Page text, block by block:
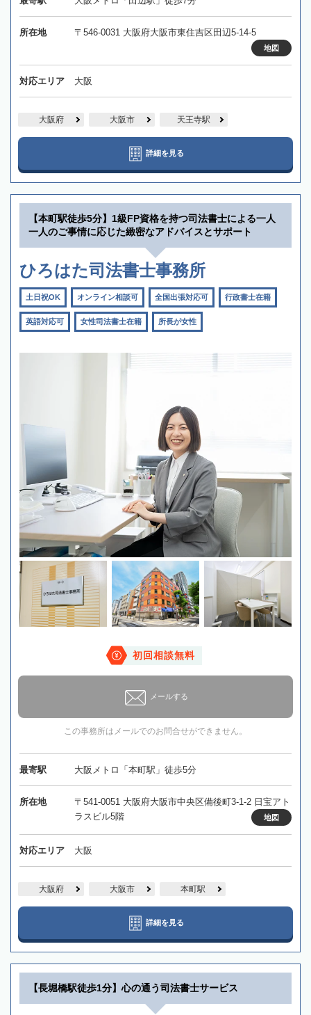
所在地 〒546-0031 大阪府大阪市東住吉区田辺5-14-5
地図
対応エリア 大阪
大阪府 大阪市 天王寺駅
詳細を見る
【本町駅徒歩5分】1級FP資格を持つ司法書士による一人
一人のご事情に応じた緻密なアドバイスとサポート
ひろはた司法書士事務所
土日祝OK オンライン相談可 全国出張対応可 行政書士在籍
英語対応可 女性司法書士在籍 所長が女性
初回相談無料
メールする
この事務所はメールでのお問合せができません。
最寄駅 大阪メトロ「本町駅」徒歩5分
所在地
〒541-0051 大阪府大阪市中央区備後町3-1-2 日宝アト
ラスビル5階
地図
対応エリア 大阪
大阪府 大阪市 本町駅
詳細を見る
【長堀橋駅徒歩1分】心の通う司法書士サービス